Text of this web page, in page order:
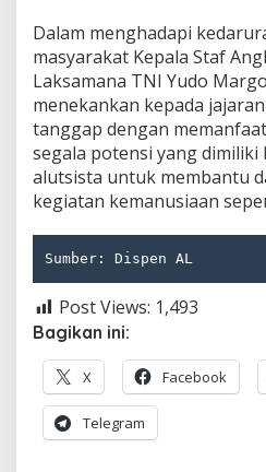
Dalam menghadapi
masyarakat Kepala Staf
Laksamana TNI Yudo
menekankan kepada
tanggap dengan
segala potensi yang
alutsista untuk membantu
kegiatan kemanusiaan
Sumber: Dispen AL
Post Views: 1,493
Bagikan ini:
X Facebook
Telegram